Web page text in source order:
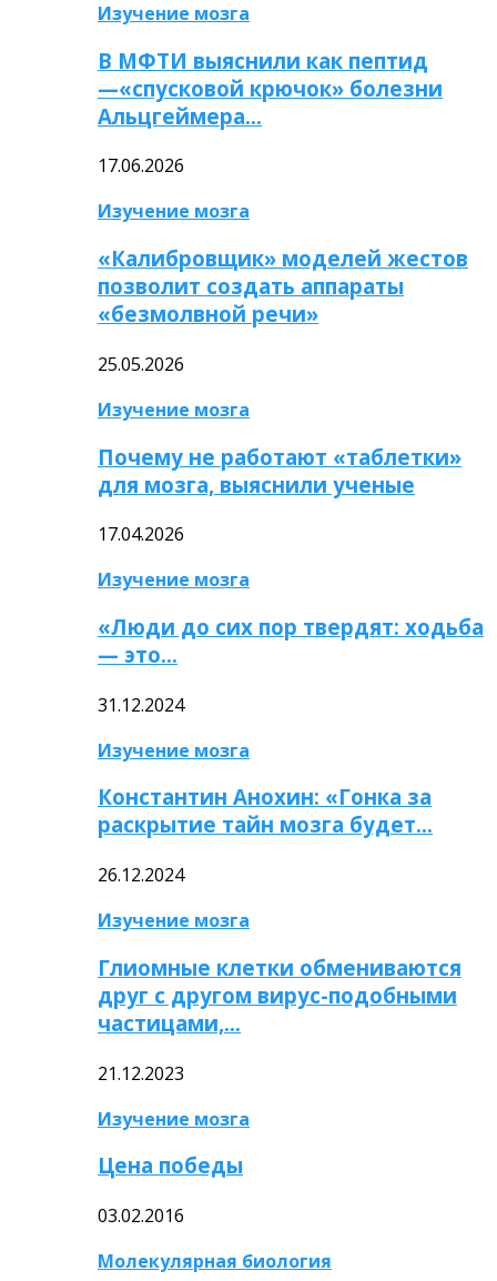
Изучение мозга
В МФТИ выяснили как пептид
—«спусковой крючок» болезни
Альцгеймера…
17.06.2026
Изучение мозга
«Калибровщик» моделей жестов
позволит создать аппараты
«безмолвной речи»
25.05.2026
Изучение мозга
Почему не работают «таблетки»
для мозга, выяснили ученые
17.04.2026
Изучение мозга
«Люди до сих пор твердят: ходьба
— это…
31.12.2024
Изучение мозга
Константин Анохин: «Гонка за
раскрытие тайн мозга будет…
26.12.2024
Изучение мозга
Глиомные клетки обмениваются
друг с другом вирус-подобными
частицами,…
21.12.2023
Изучение мозга
Цена победы
03.02.2016
Молекулярная биология